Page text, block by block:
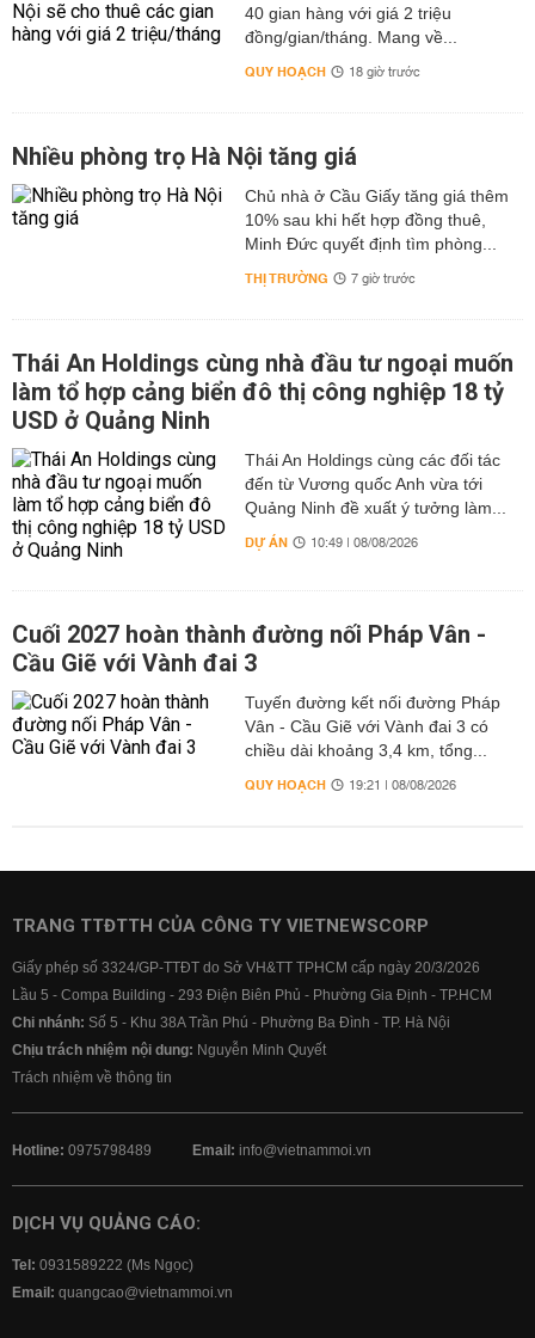
40 gian hàng với giá 2 triệu
đồng/gian/tháng. Mang về...
QUY HOẠCH 18 giờ trước
Nhiều phòng trọ Hà Nội tăng giá
Chủ nhà ở Cầu Giấy tăng giá thêm
10% sau khi hết hợp đồng thuê,
Minh Đức quyết định tìm phòng...
THỊ TRƯỜNG 7 giờ trước
Thái An Holdings cùng nhà đầu tư ngoại muốn
làm tổ hợp cảng biển đô thị công nghiệp 18 tỷ
USD ở Quảng Ninh
Thái An Holdings cùng các đối tác
đến từ Vương quốc Anh vừa tới
Quảng Ninh đề xuất ý tưởng làm...
DỰ ÁN 10:49 | 08/08/2026
Cuối 2027 hoàn thành đường nối Pháp Vân -
Cầu Giẽ với Vành đai 3
Tuyến đường kết nối đường Pháp
Vân - Cầu Giẽ với Vành đai 3 có
chiều dài khoảng 3,4 km, tổng...
QUY HOẠCH 19:21 | 08/08/2026
TRANG TTĐTTH CỦA CÔNG TY VIETNEWSCORP
Giấy phép số 3324/GP-TTĐT do Sở VH&TT TPHCM cấp ngày 20/3/2026
Lầu 5 - Compa Building - 293 Điện Biên Phủ - Phường Gia Định - TP.HCM
Chi nhánh: Số 5 - Khu 38A Trần Phú - Phường Ba Đình - TP. Hà Nội
Chịu trách nhiệm nội dung: Nguyễn Minh Quyết
Trách nhiệm về thông tin
Hotline: 0975798489 Email: info@vietnammoi.vn
DỊCH VỤ QUẢNG CÁO:
Tel: 0931589222 (Ms Ngọc)
Email: quangcao@vietnammoi.vn